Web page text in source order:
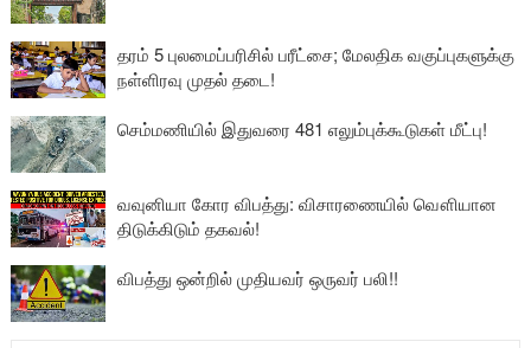
தரம் 5 புலமைப்பரிசில் பரீட்சை; மேலதிக வகுப்புகளுக்கு
நள்ளிரவு முதல் தடை!
செம்மணியில் இதுவரை 481 எலும்புக்கூடுகள் மீட்பு!
வவுனியா கோர விபத்து: விசாரணையில் வௌியான
திடுக்கிடும் தகவல்!
விபத்து ஒன்றில் முதியவர் ஒருவர் பலி!!